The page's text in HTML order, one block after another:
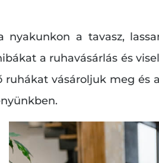
nyakunkon a tavasz,
a ruhavásárlás és
ruhákat vásároljuk meg és